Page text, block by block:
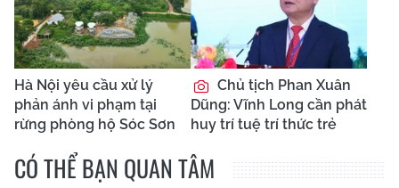
Hà Nội yêu cầu xử lý
phản ánh vi phạm tại
rừng phòng hộ Sóc Sơn
Chủ tịch Phan Xuân
Dũng: Vĩnh Long cần phát
huy trí tuệ trí thức trẻ
CÓ THỂ BẠN QUAN TÂM